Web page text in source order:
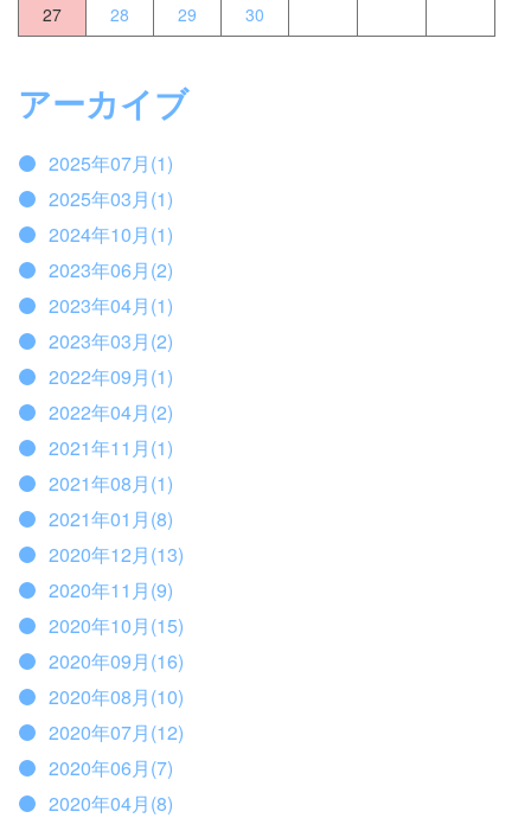
27
28 29 30
アーカイブ
2025年07月(1)
2025年03月(1)
2024年10月(1)
2023年06月(2)
2023年04月(1)
2023年03月(2)
2022年09月(1)
2022年04月(2)
2021年11月(1)
2021年08月(1)
2021年01月(8)
2020年12月(13)
2020年11月(9)
2020年10月(15)
2020年09月(16)
2020年08月(10)
2020年07月(12)
2020年06月(7)
2020年04月(8)